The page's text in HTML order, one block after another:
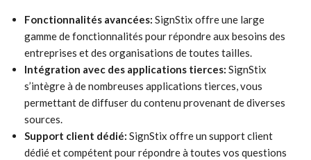
Fonctionnalités avancées: SignStix offre une large
gamme de fonctionnalités pour répondre aux besoins des
entreprises et des organisations de toutes tailles.
Intégration avec des applications tierces: SignStix
s’intègre à de nombreuses applications tierces, vous
permettant de diffuser du contenu provenant de diverses
sources.
Support client dédié: SignStix offre un support client
dédié et compétent pour répondre à toutes vos questions